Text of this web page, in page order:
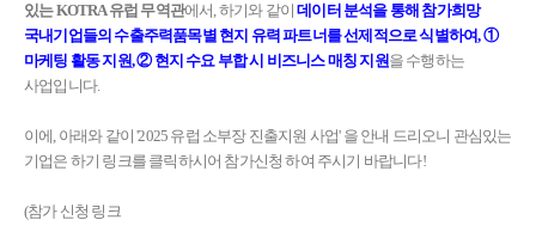
있는 KOTRA 유럽 무역관에서,하기와 같이데이터 분석을 통해 참가희망
국내기업들의 수출주력품목별 현지 유력 파트너를 선제적으로 식별하여,①
마케팅 활동 지원, ② 현지 수요 부합 시 비즈니스 매칭 지원을 수행하는
사업입니다.
이에, 아래와 같이 '2025 유럽 소부장 진출지원 사업' 을 안내 드리오니 관심있는
기업은 하기 링크를 클릭하시어 참가신청 하여 주시기 바랍니다!
(참가 신청 링크